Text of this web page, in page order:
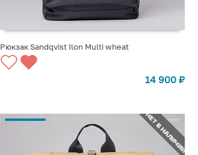
СООБЩИТЬ О ПОСТУПЛЕНИИ
Рюкзак Sandqvist Ilon Multi wheat
14 900 ₽
НЕТ В НАЛИЧИИ